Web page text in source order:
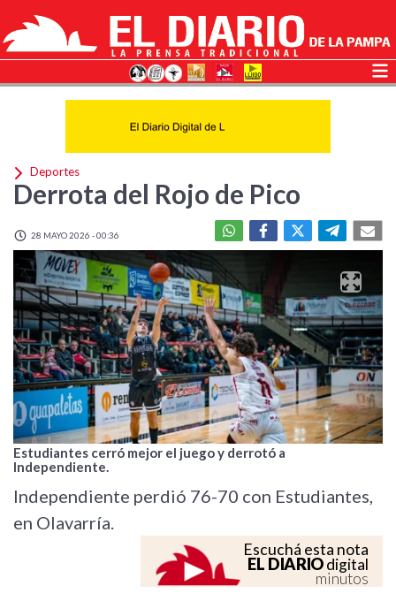
Deportes
Derrota del Rojo de Pico
28 MAYO 2026 - 00:36
Estudiantes cerró mejor el juego y derrotó a
Independiente.
Independiente perdió 76-70 con Estudiantes,
en Olavarría.
Escuchá esta nota
EL DIARIOdigital
minutos